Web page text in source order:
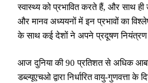
स्वास्थ्य को प्रभावित करते हैं, और साथ ही
और मानव अध्ययनों में इन प्रभावों का
के साथ कई देशों ने अपने प्रदूषण नियंत्रण
आज दुनिया की 90 प्रतिशत से अधिक
डब्ल्यूएचओ द्वारा निर्धारित वायु-गुणवत्ता के